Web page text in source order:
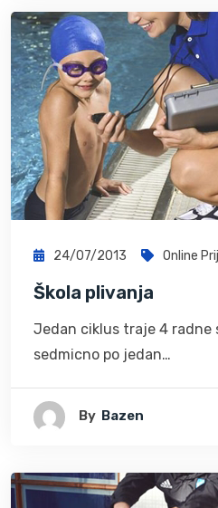
24/07/2013 Online
Škola plivanja
Jedan ciklus traje 4 radne
sedmicno po jedan…
By Bazen